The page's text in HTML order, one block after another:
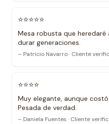
⭐⭐⭐⭐⭐
Mesa robusta que heredaré
durar generaciones.
– Patricio Navarro · Cliente
⭐⭐⭐⭐
Muy elegante, aunque
Pesada de verdad.
– Daniela Fuentes · Cliente